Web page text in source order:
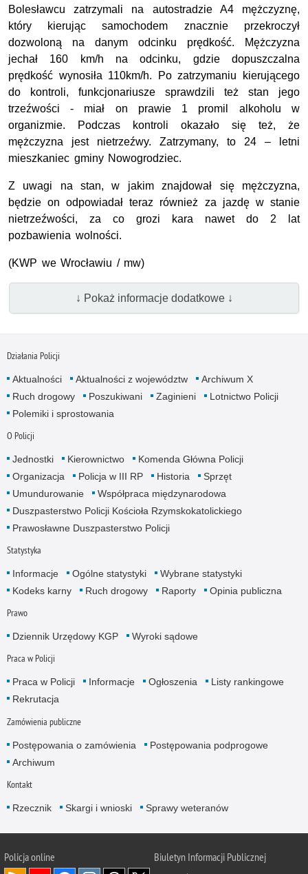
Bolesławcu zatrzymali na autostradzie A4 mężczyznę,
który kierując samochodem znacznie przekroczył
dozwoloną na danym odcinku prędkość. Mężczyzna
jechał 160 km/h na odcinku, gdzie dopuszczalna
prędkość wynosiła 110km/h. Po zatrzymaniu kierującego
do kontroli, funkcjonariusze sprawdzili też stan jego
trzeźwości - miał on prawie 1 promil alkoholu w
organizmie. Podczas kontroli okazało się też, że
mężczyzna jest nietrzeźwy. Zatrzymany, to 24 – letni
mieszkaniec gminy Nowogrodziec.
Z uwagi na stan, w jakim znajdował się mężczyzna,
będzie on odpowiadał teraz również za jazdę w stanie
nietrzeźwości, za co grozi kara nawet do 2 lat
pozbawienia wolności.
(KWP we Wrocławiu / mw)
↓ Pokaż informacje dodatkowe ↓
Działania Policji
Aktualności Aktualności z województw
Archiwum X
Ruch drogowy
Poszukiwani Zaginieni
Lotnictwo Policji
Polemiki i sprostowania
O Policji
Jednostki Kierownictwo
Komenda Główna Policji
Organizacja
Policja w III RP Historia
Sprzęt
Umundurowanie
Współpraca międzynarodowa
Duszpasterstwo Policji Kościoła Rzymskokatolickiego
Prawosławne Duszpasterstwo Policji
Statystyka
Informacje Ogólne statystyki
Wybrane statystyki
Kodeks karny
Ruch drogowy Raporty Opinia publiczna
Prawo
Dziennik Urzędowy KGP Wyroki sądowe
Praca w Policji
Praca w Policji Informacje Ogłoszenia
Listy rankingowe
Rekrutacja
Zamówienia publiczne
Postępowania o zamówienia
Postępowania podprogowe
Archiwum
Kontakt
Rzecznik Skargi i wnioski Sprawy weteranów
Policjaonline Biuletyn Informacji Publicznej